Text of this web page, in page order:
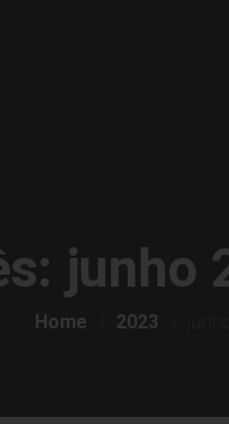
junho
Home 2023